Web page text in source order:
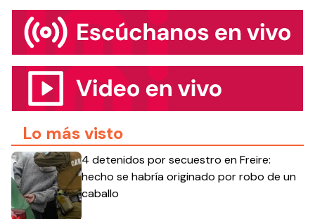
Lo más visto
4 detenidos por secuestro en Freire:
hecho se habría originado por robo de un
caballo